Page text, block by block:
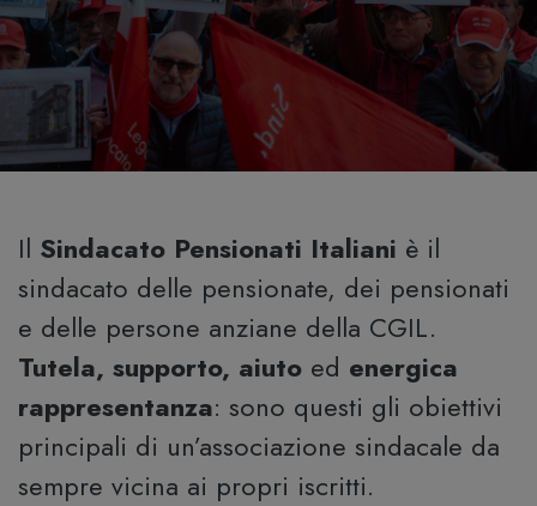
Il Sindacato Pensionati Italiani è il
sindacato delle pensionate, dei pensionati
e delle persone anziane della CGIL.
Tutela, supporto, aiuto ed energica
rappresentanza: sono questi gli obiettivi
principali di un’associazione sindacale da
sempre vicina ai propri iscritti.